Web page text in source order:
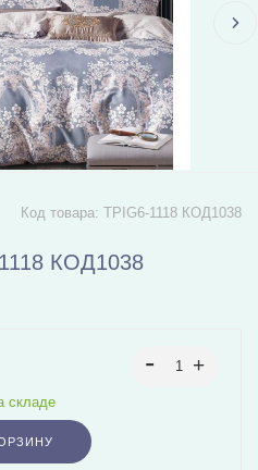
Код товара: TPIG6-1118 КОД1038
КОД1038
складе